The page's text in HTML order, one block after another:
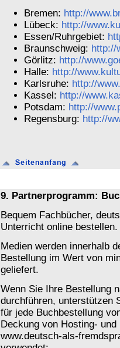
Bremen: http://
Lübeck: http://
Essen/Ruhrgebiet:
Braunschweig: http://
Görlitz: http://
Halle: http://
Karlsruhe: http://
Kassel: http://
Potsdam: http://
Regensburg: http://
9. Partnerprogramm:
Bequem Fachbücher,
Unterricht online bestellen.
Medien werden innerhalb
Bestellung im Wert von
geliefert.
Wenn Sie Ihre Bestellung
durchführen, unterstützen
für jede Buchbestellung
Deckung von Hosting-
www.deutsch-als-